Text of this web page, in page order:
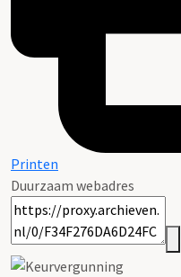
Printen
Duurzaam webadres